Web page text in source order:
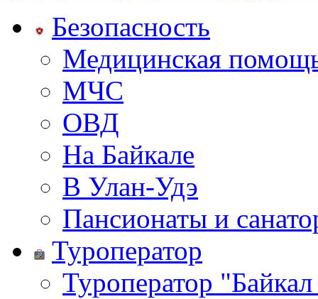
Безопасность
Медицинская
МЧС
ОВД
На Байкале
В Улан-Удэ
Пансионаты и
Туроператор
Туроператор